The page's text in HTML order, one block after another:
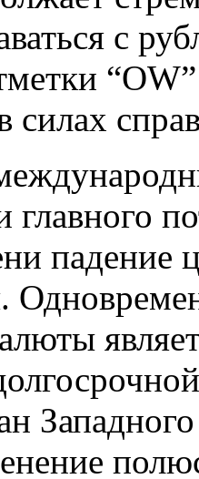
с
силах
главного
падение